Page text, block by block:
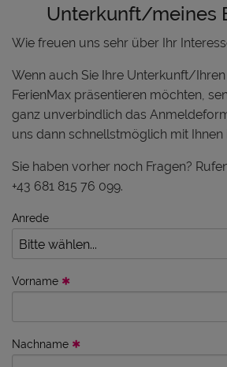
Unterkunft/meines
Wie freuen uns sehr über Ihr
Wenn auch Sie Ihre Unterkunft/
FerienMax präsentieren möchten,
ganz unverbindlich das
uns dann schnellstmöglich mit Ihnen
Sie haben vorher noch Fragen?
+43 681 815 76 099.
Anrede
Vorname
Nachname